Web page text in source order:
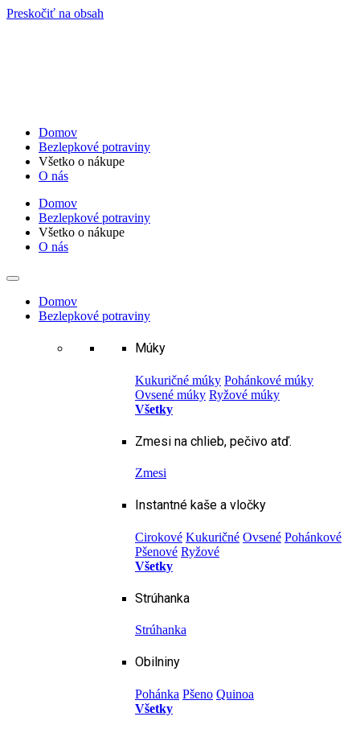
Preskočiť na obsah
Domov
Bezlepkové potraviny
Všetko o nákupe
O nás
Domov
Bezlepkové potraviny
Všetko o nákupe
O nás
Domov
Bezlepkové potraviny
Múky
Kukuričné múky Pohánkové múky
Ovsené múky Ryžové múky
Všetky
Zmesi na chlieb, pečivo atď.
Zmesi
Instantné kaše a vločky
Cirokové Kukuričné Ovsené Pohánkové
Pšenové Ryžové
Všetky
Strúhanka
Strúhanka
Obilniny
Pohánka Pšeno Quinoa
Všetky